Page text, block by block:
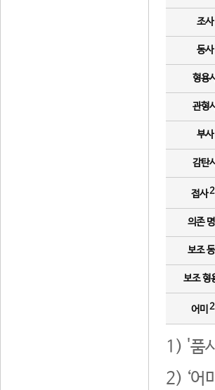
조사
동사
형용
관형
부사
감탄
접사
의존
보조
보조 형
어미
1) '품
2) ‘어